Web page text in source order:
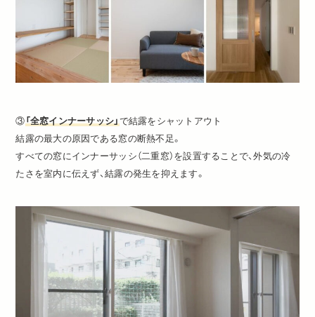
③ 「全窓インナーサッシ」 で結露をシャットアウト
結露の最大の原因である窓の断熱不足。
すべての窓にインナーサッシ（二重窓）を設置することで、外気の冷
たさを室内に伝えず、結露の発生を抑えます。